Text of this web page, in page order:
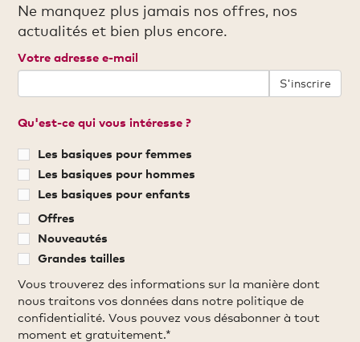
Ne manquez plus jamais nos offres, nos
actualités et bien plus encore.
Votre adresse e-mail
S'inscrire
Qu'est-ce qui vous intéresse ?
Les basiques pour femmes
Les basiques pour hommes
Les basiques pour enfants
Offres
Nouveautés
Grandes tailles
Vous trouverez des informations sur la manière dont
nous traitons vos données dans notre politique de
confidentialité. Vous pouvez vous désabonner à tout
moment et gratuitement.*